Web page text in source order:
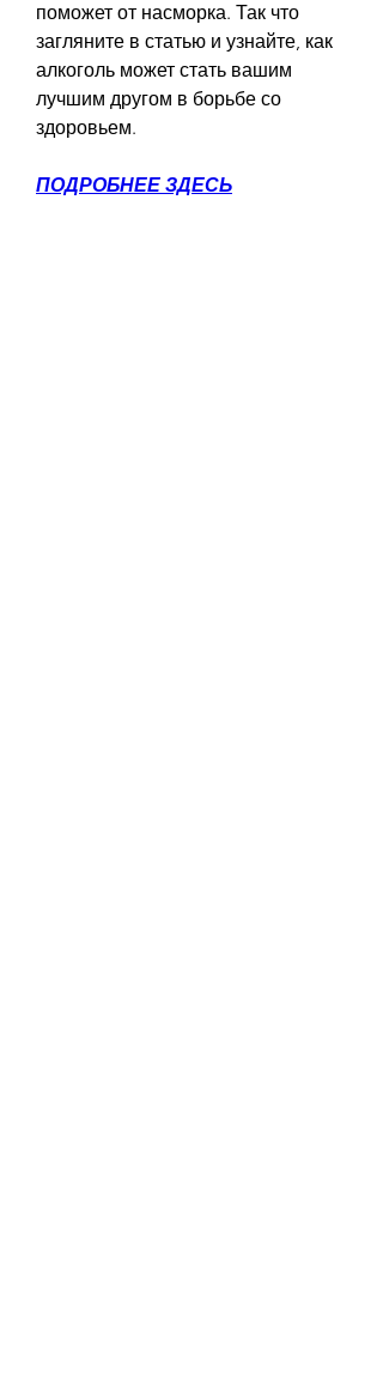
поможет от насморка. Так что
загляните в статью и узнайте, как
алкоголь может стать вашим
лучшим другом в борьбе со
здоровьем.
ПОДРОБНЕЕ ЗДЕСЬ